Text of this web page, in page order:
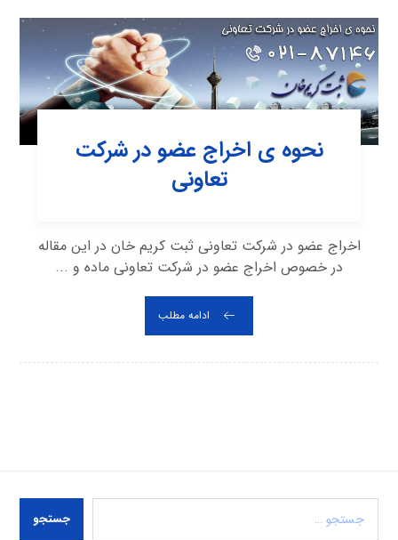
نحوه ی اخراج عضو در شرکت
تعاونی
اخراج عضو در شرکت تعاونی ثبت کریم خان در این مقاله
در خصوص اخراج عضو در شرکت تعاونی ماده و ...
ادامه مطلب
جستجو